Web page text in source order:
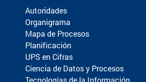
Autoridades
Organigrama
Mapa de Procesos
Planificación
UPS en Cifras
Ciencia de Datos y Procesos